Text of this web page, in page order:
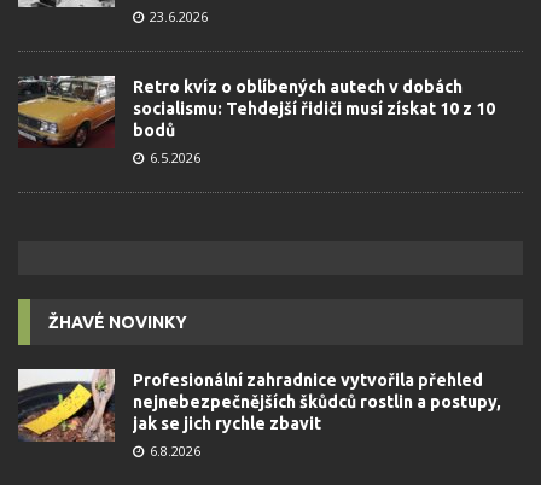
23.6.2026
Retro kvíz o oblíbených autech v dobách
socialismu: Tehdejší řidiči musí získat 10 z 10
bodů
6.5.2026
ŽHAVÉ NOVINKY
Profesionální zahradnice vytvořila přehled
nejnebezpečnějších škůdců rostlin a postupy,
jak se jich rychle zbavit
6.8.2026